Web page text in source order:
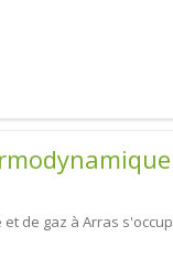
de gaz à Arras